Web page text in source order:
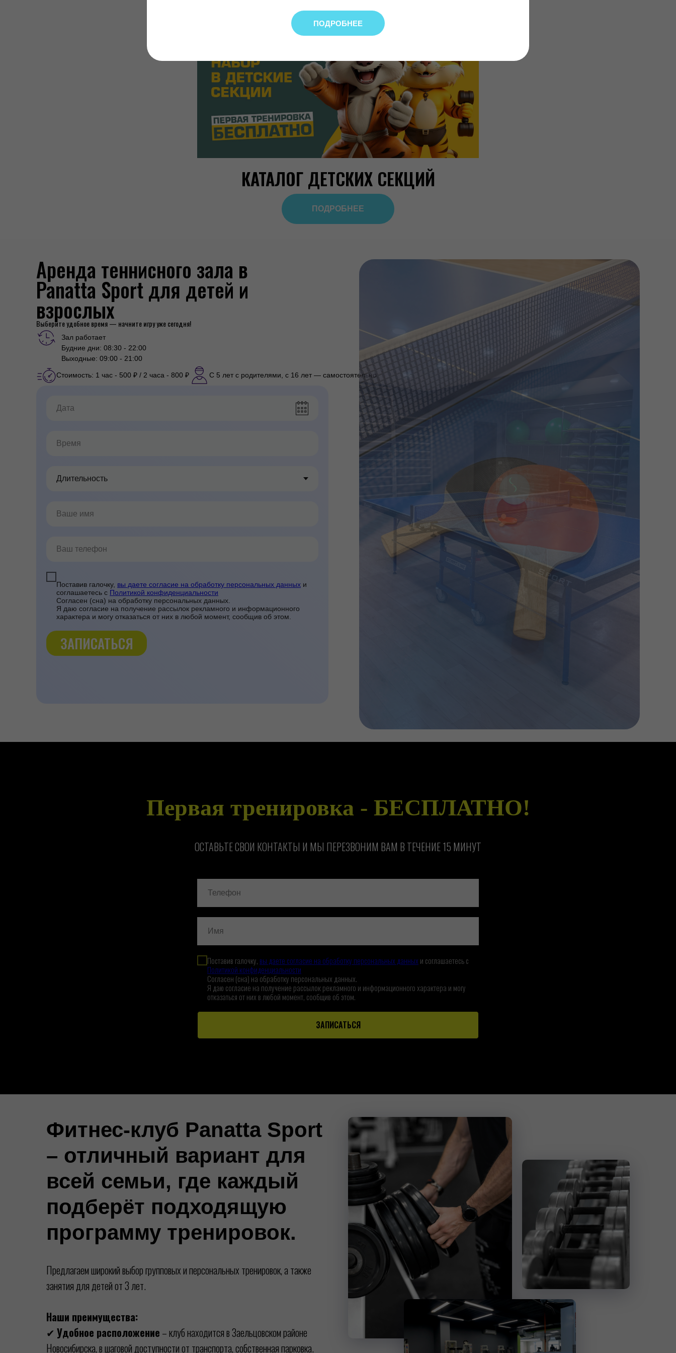
ПОДРОБНЕЕ
КАТАЛОГ ДЕТСКИХ СЕКЦИЙ
ПОДРОБНЕЕ
Аренда теннисного зала в
Panatta Sport для детей и
взрослых
Выберите удобное время — начните игру уже сегодня!
Зал работает
Будние дни: 08:30 - 22:00
Выходные: 09:00 - 21:00
Стоимость: 1 час - 500 ₽ / 2 часа - 800 ₽ С 5 лет с родителями, с 16 лет — самостоятельно
Поставив галочку, вы даете согласие на обработку персональных данных и
соглашаетесь c Политикой конфиденциальности
Согласен (сна) на обработку персональных данных.
Я даю согласие на получение рассылок рекламного и информационного
характера и могу отказаться от них в любой момент, сообщив об этом.
ЗАПИСАТЬСЯ
Первая тренировка - БЕСПЛАТНО!
ОСТАВЬТЕ СВОИ КОНТАКТЫ И МЫ ПЕРЕЗВОНИМ ВАМ В ТЕЧЕНИЕ 15 МИНУТ
Поставив галочку, вы даете согласие на обработку персональных данных и соглашаетесь c
Политикой конфиденциальности
Согласен (сна) на обработку персональных данных.
Я даю согласие на получение рассылок рекламного и информационного характера и могу
отказаться от них в любой момент, сообщив об этом.
ЗАПИСАТЬСЯ
Фитнес-клуб Panatta Sport
– отличный вариант для
всей семьи, где каждый
подберёт подходящую
программу тренировок.
Предлагаем широкий выбор групповых и персональных тренировок, а также
занятия для детей от 3 лет.
Наши преимущества:
✔ Удобное расположение – клуб находится в Заельцовском районе
Новосибирска, в шаговой доступности от транспорта, собственная парковка.